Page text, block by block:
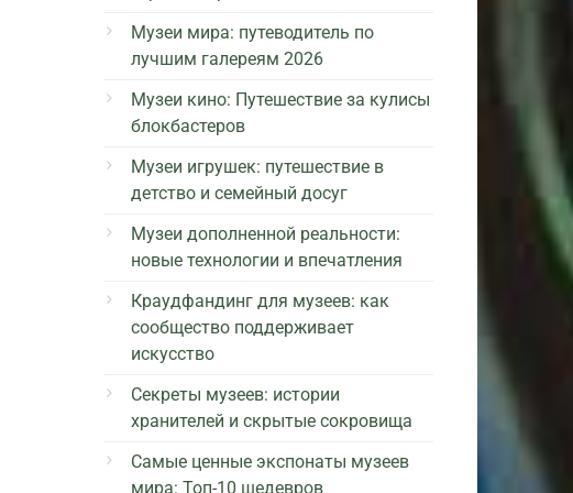
Музеи мира: путеводитель по
лучшим галереям 2026
Музеи кино: Путешествие за кулисы
блокбастеров
Музеи игрушек: путешествие в
детство и семейный досуг
Музеи дополненной реальности:
новые технологии и впечатления
Краудфандинг для музеев: как
сообщество поддерживает
искусство
Секреты музеев: истории
хранителей и скрытые сокровища
Самые ценные экспонаты музеев
мира: Топ-10 шедевров